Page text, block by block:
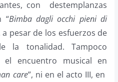
con destemplanzas
“Bimba dagli occhi pieni di
pesar de los esfuerzos de
la tonalidad. Tampoco
el encuentro musical en
care”, ni en el acto III, en